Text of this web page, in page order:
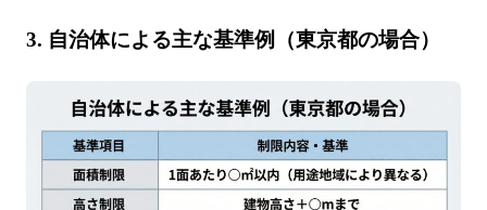
3. 自治体による主な基準例（東京都の場合）